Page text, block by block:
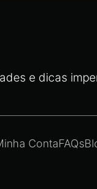
e dicas
ContaFAQs